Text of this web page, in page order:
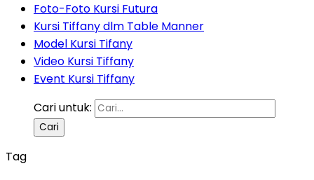
Foto-Foto Kursi Futura
Kursi Tiffany dlm Table Manner
Model Kursi Tifany
Video Kursi Tiffany
Event Kursi Tiffany
Cari untuk:
Tag